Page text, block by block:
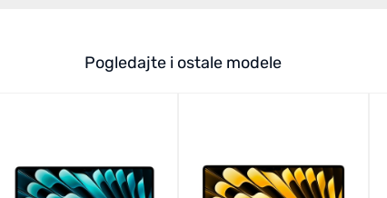
Pogledajte i ostale modele